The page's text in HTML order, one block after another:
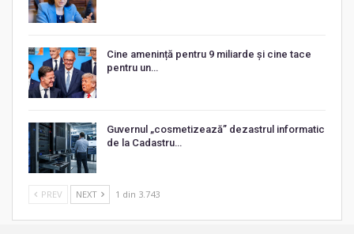
Cine amenință pentru 9 miliarde și cine tace
pentru un…
Guvernul „cosmetizează” dezastrul informatic
de la Cadastru…
PREV NEXT 1 din 3.743